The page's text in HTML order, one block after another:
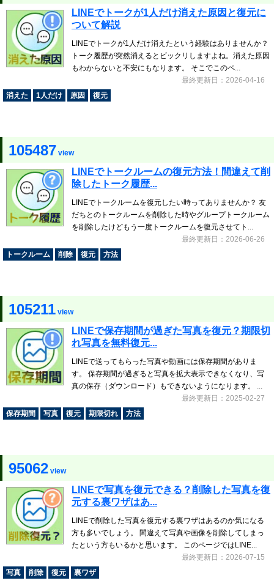
LINEでトークが1人だけ消えた原因と復元に
ついて解説
LINEでトークが1人だけ消えたという経験はありませんか？
トーク履歴が突然消えるとビックリしますよね。消えた原因
もわからないと不安にもなります。 そこでこのペ...
最終更新日：2026-04-16
消えた
1人だけ 原因 復元
105487 view
LINEでトークルームの復元方法！間違えて削
除したトーク履歴...
LINEでトークルームを復元したい時ってありませんか？ 友
だちとのトークルームを削除した時やグループトークルーム
を削除したけどもう一度トークルームを復元させてト...
最終更新日：2026-06-26
トークルーム
削除 復元 方法
105211 view
LINEで保存期間が過ぎた写真を復元？期限切
れ写真を無料復元...
LINEで送ってもらった写真や動画には保存期間がありま
す。 保存期間が過ぎると写真を拡大表示できなくなり、写
真の保存（ダウンロード）もできないようになります。 ...
最終更新日：2025-02-27
保存期間
写真 復元 期限切れ 方法
95062 view
LINEで写真を復元できる？削除した写真を復
元する裏ワザはあ...
LINEで削除した写真を復元する裏ワザはあるのか気になる
方も多いでしょう。 間違えて写真や画像を削除してしまっ
たという方もいるかと思います。 このページではLINE...
最終更新日：2026-07-15
写真
削除 復元 裏ワザ